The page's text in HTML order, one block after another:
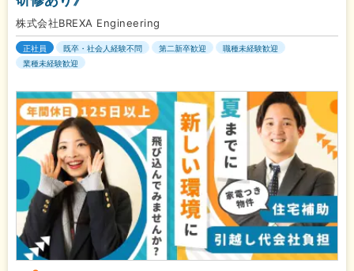
株式会社BREXA Engineering
正社員 既卒・社会人経験不問 第二新卒歓迎
職種未経験歓迎
業種未経験歓迎